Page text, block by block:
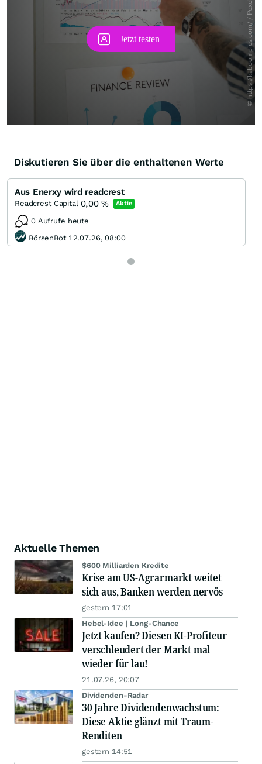
Diskutieren Sie über die enthaltenen Werte
Aus Enerxy wird readcrest
Readcrest Capital 0,00% Aktie
0 Aufrufe heute
BörsenBot 12.07.26, 08:00
Aktuelle Themen
$600 Milliarden Kredite
Krise am US-Agrarmarkt weitet
sich aus, Banken werden nervös
gestern 17:01
Hebel-Idee | Long-Chance
Jetzt kaufen? Diesen KI-Profiteur
verschleudert der Markt mal
wieder für lau!
21.07.26, 20:07
Dividenden-Radar
30 Jahre Dividendenwachstum:
Diese Aktie glänzt mit Traum-
Renditen
gestern 14:51